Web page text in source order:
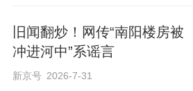
旧闻翻炒！网传“南阳楼房被
冲进河中”系谣言
新京号 2026-7-31